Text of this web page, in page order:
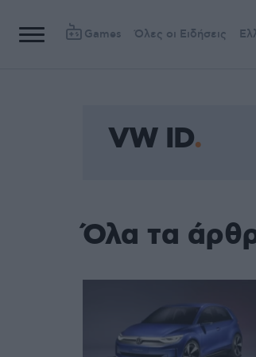
Games Όλες οι Ειδήσεις
VW ID
Όλα τα